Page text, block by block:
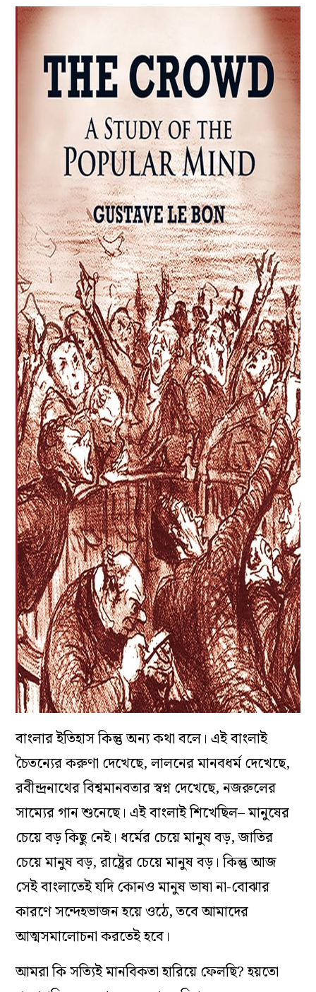
বাংলার ইতিহাস কিন্তু অন্য কথা বলে। এই বাংলাই
চৈতন্যের করুণা দেখেছে, লালনের মানবধর্ম দেখেছে,
রবীন্দ্রনাথের বিশ্বমানবতার স্বপ্ন দেখেছে, নজরুলের
সাম্যের গান শুনেছে। এই বাংলাই শিখেছিল– মানুষের
চেয়ে বড় কিছু নেই। ধর্মের চেয়ে মানুষ বড়, জাতির
চেয়ে মানুষ বড়, রাষ্ট্রের চেয়ে মানুষ বড়। কিন্তু আজ
সেই বাংলাতেই যদি কোনও মানুষ ভাষা না-বোঝার
কারণে সন্দেহভাজন হয়ে ওঠে, তবে আমাদের
আত্মসমালোচনা করতেই হবে।
আমরা কি সত্যিই মানবিকতা হারিয়ে ফেলছি? হয়তো